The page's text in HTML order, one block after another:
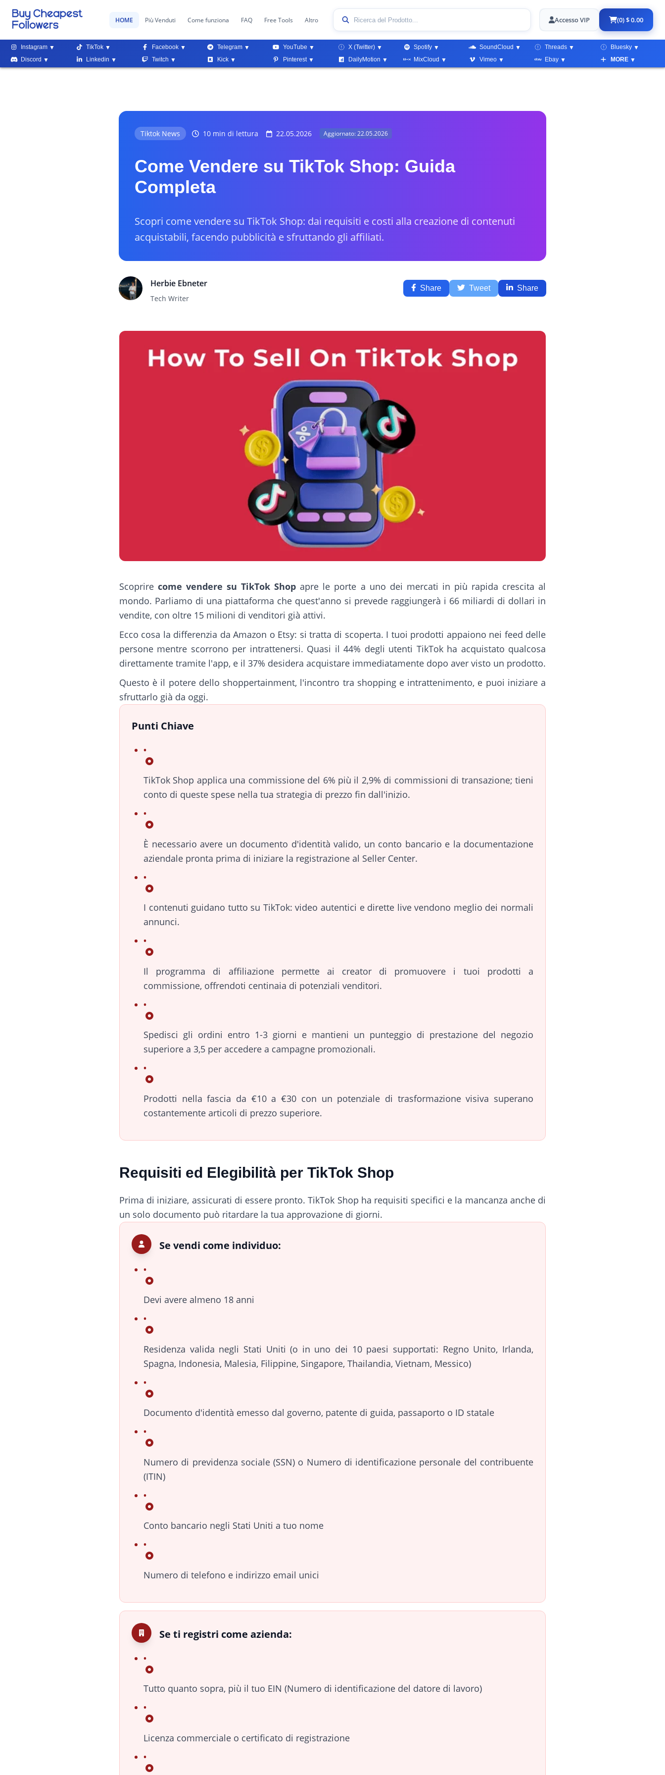
HOME Più Venduti Come funziona FAQ Free Tools Altro Accesso VIP (0) $ 0.00
Instagram TikTok Facebook Telegram YouTube X (Twitter) Spotify SoundCloud Threads
Bluesky
Discord
Linkedin Twitch Kick Pinterest DailyMotion MixCloud Vimeo Ebay MORE
Tiktok News 10 min di lettura 22.05.2026 Aggiornato: 22.05.2026
Come Vendere su TikTok Shop: Guida
Completa
Scopri come vendere su TikTok Shop: dai requisiti e costi alla creazione di contenuti
acquistabili, facendo pubblicità e sfruttando gli affiliati.
Herbie Ebneter
Tech Writer
Share Tweet Share
Scoprirecome vendere su TikTok Shop apre le porte a uno dei mercati in più rapida crescita al
mondo. Parliamo di una piattaforma che quest'anno si prevede raggiungerà i 66 miliardi di dollari in
vendite, con oltre 15 milioni di venditori già attivi.
Ecco cosa la differenzia da Amazon o Etsy: si tratta di scoperta. I tuoi prodotti appaiono nei feed delle
persone mentre scorrono per intrattenersi. Quasi il 44% degli utenti TikTok ha acquistato qualcosa
direttamente tramite l'app, e il 37% desidera acquistare immediatamente dopo aver visto un prodotto.
Questo è il potere dello shoppertainment, l'incontro tra shopping e intrattenimento, e puoi iniziare a
sfruttarlo già da oggi.
Punti Chiave
TikTok Shop applica una commissione del 6% più il 2,9% di commissioni di transazione; tieni
conto di queste spese nella tua strategia di prezzo fin dall'inizio.
È necessario avere un documento d'identità valido, un conto bancario e la documentazione
aziendale pronta prima di iniziare la registrazione al Seller Center.
I contenuti guidano tutto su TikTok: video autentici e dirette live vendono meglio dei normali
annunci.
Il programma di affiliazione permette ai creator di promuovere i tuoi prodotti a
commissione, offrendoti centinaia di potenziali venditori.
Spedisci gli ordini entro 1-3 giorni e mantieni un punteggio di prestazione del negozio
superiore a 3,5 per accedere a campagne promozionali.
Prodotti nella fascia da €10 a €30 con un potenziale di trasformazione visiva superano
costantemente articoli di prezzo superiore.
Requisiti ed Elegibilità per TikTok Shop
Prima di iniziare, assicurati di essere pronto. TikTok Shop ha requisiti specifici e la mancanza anche di
un solo documento può ritardare la tua approvazione di giorni.
Se vendi come individuo:
Devi avere almeno 18 anni
Residenza valida negli Stati Uniti (o in uno dei 10 paesi supportati: Regno Unito, Irlanda,
Spagna, Indonesia, Malesia, Filippine, Singapore, Thailandia, Vietnam, Messico)
Documento d'identità emesso dal governo, patente di guida, passaporto o ID statale
Numero di previdenza sociale (SSN) o Numero di identificazione personale del contribuente
(ITIN)
Conto bancario negli Stati Uniti a tuo nome
Numero di telefono e indirizzo email unici
Se ti registri come azienda:
Tutto quanto sopra, più il tuo EIN (Numero di identificazione del datore di lavoro)
Licenza commerciale o certificato di registrazione